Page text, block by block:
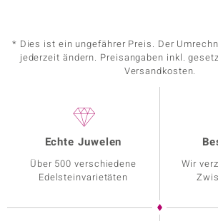
* Dies ist ein ungefährer Preis. Der
jederzeit ändern. Preisangaben inkl.
Versandkosten.
Echte Juwelen
Über 500 verschiedene
Edelsteinvarietäten
Wir